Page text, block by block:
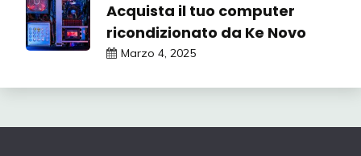
Acquista il tuo computer
ricondizionato da Ke Novo
Marzo 4, 2025